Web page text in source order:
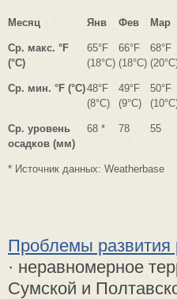
Месяц Янв Фев Мар
Ср. макс. °F
(°C)
65°F
(18°C)
66°F
(18°C)
68°F
Ср. мин. °F (°C)48°F
(8°C)
49°F
(9°C)
50°F
Ср. уровень
осадков (мм)
68 * 78 55
* Источник данных: Weatherbase
Проблемы развития
· неравномерное
Сумской и